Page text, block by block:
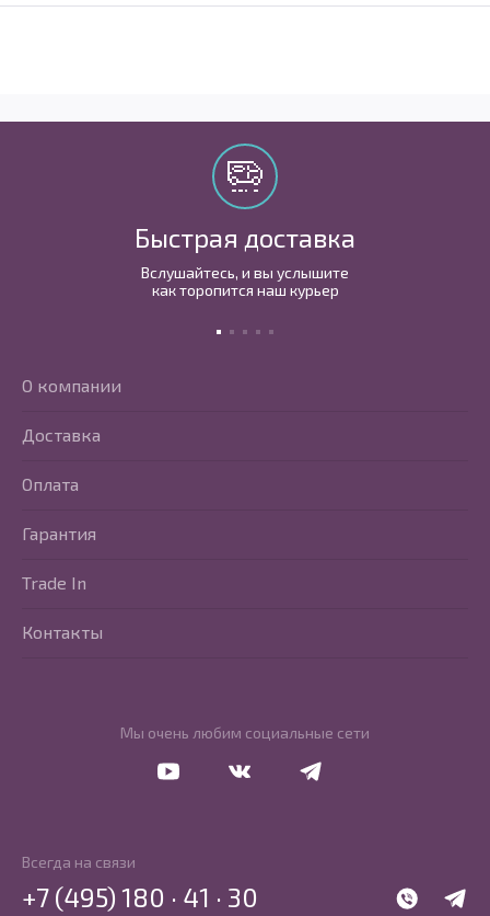
Быстрая доставка
Вслушайтесь, и вы услышите
как торопится наш курьер
Мы очень любим социальные сети
Перейти в VkontakteПерейти в Telegram
О компании
Доставка
Оплата
Гарантия
Trade In
Контакты
Всегда на связи
WhatsApp
+7 (495) 180 · 41 · 30